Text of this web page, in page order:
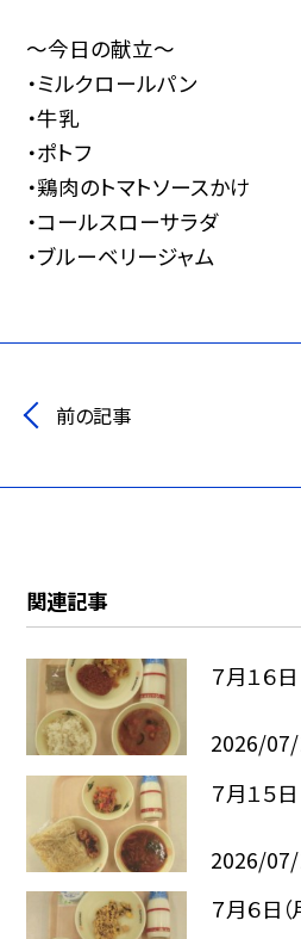
～今日の献立～
・ミルクロールパン
・牛乳
・ポトフ
・鶏肉のトマトソースかけ
・コールスローサラダ
・ブルーベリージャム
前の記事
関連記事
７月１６
2026/
７月１５
2026/
７月６日